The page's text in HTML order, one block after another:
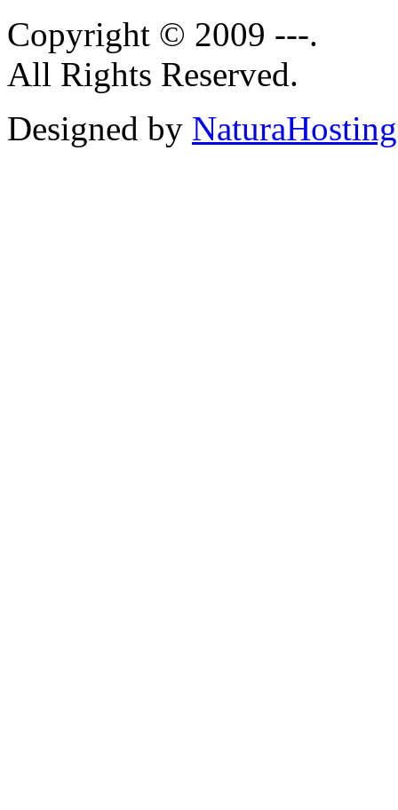
Copyright © 2009 ---.
All Rights Reserved.
Designed by NaturaHosting